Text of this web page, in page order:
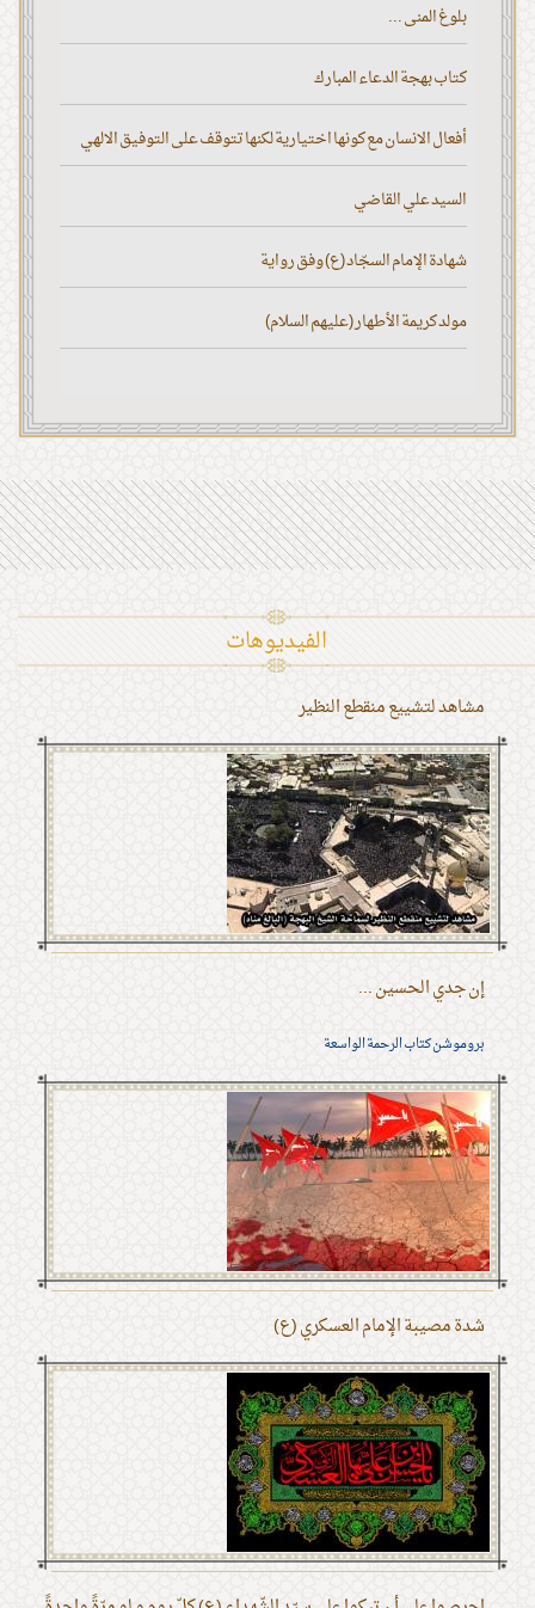
بلوغ المنى ...
كتاب بهجة الدعاء المبارك
أفعال الانسان مع كونها اختيارية لكنها تتوقف على التوفيق الالهي
السيد علي القاضي
شهادة الإمام السجّاد (ع) وفق رواية
مولد كريمة الأطهار (عليهم السلام)
الفیدیوهات
مشاهد لتشييع منقطع النظير
إن جدي الحسين ...
بروموشن كتاب الرحمة الواسعة
شدة مصيبة الإمام العسكري (ع)